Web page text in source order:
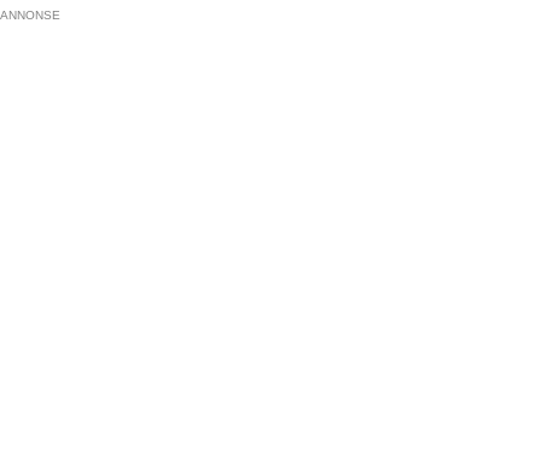
ANNONSE